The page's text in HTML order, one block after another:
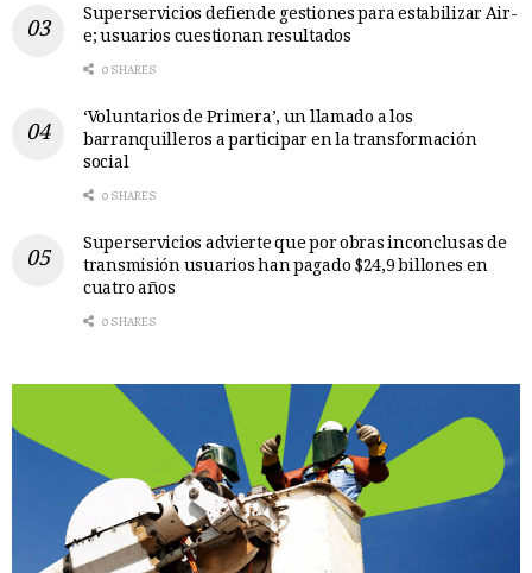
Superservicios defiende gestiones para estabilizar Air-
e; usuarios cuestionan resultados
0 SHARES
‘Voluntarios de Primera’, un llamado a los
barranquilleros a participar en la transformación
social
0 SHARES
Superservicios advierte que por obras inconclusas de
transmisión usuarios han pagado $24,9 billones en
cuatro años
0 SHARES